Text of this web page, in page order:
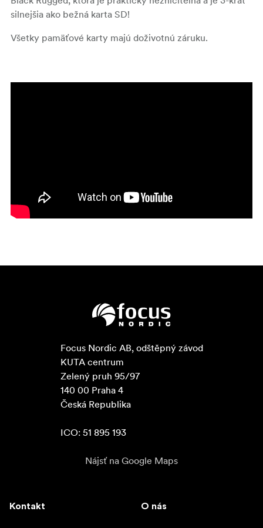
silnejšia ako bežná karta SD!
Všetky pamäťové karty majú doživotnú záruku.
Focus Nordic AB, odštěpný závod
KUTA centrum
Zelený pruh 95/97
140 00 Praha 4
Česká Republika
ICO: 51 895 193
Nájsť na Google Maps
Kontakt O nás